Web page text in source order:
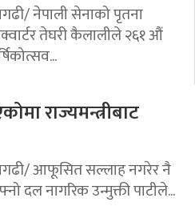
नेपाली सेनाको पृतना
तेघरी कैलालीले २६१ औं
राज्यमन्त्रीबाट
आफूसित सल्लाह नगरेर नै
दल नागरिक उन्मुक्ती पाटीले...